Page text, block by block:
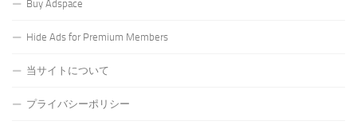
Buy Adspace
Hide Ads for Premium Members
当サイトについて
プライバシーポリシー